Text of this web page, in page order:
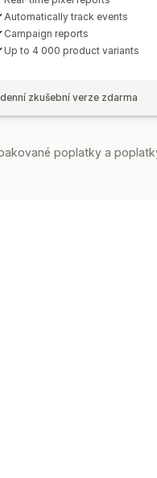
Automatically track events
Campaign reports
Up to 4 000 product variants
zkušební verze zdarma
poplatky a